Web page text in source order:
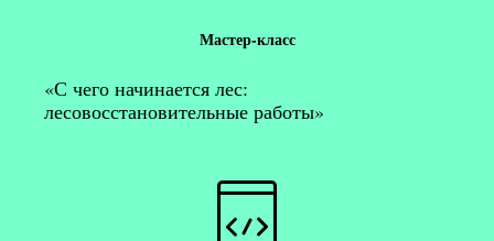
Мастер-класс
«С чего начинается лес:
лесовосстановительные работы»